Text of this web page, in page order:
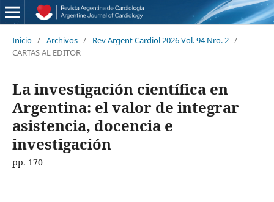
Inicio / Archivos / Rev Argent Cardiol 2026 Vol. 94 Nro. 2 /
CARTAS AL EDITOR
La investigación científica en
Argentina: el valor de integrar
asistencia, docencia e
investigación
pp. 170